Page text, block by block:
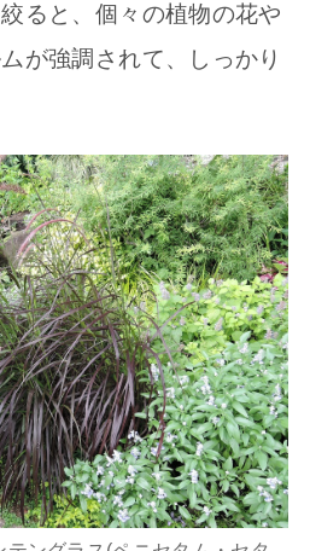
ると、個々の植物の花や
が強調されて、しっかり